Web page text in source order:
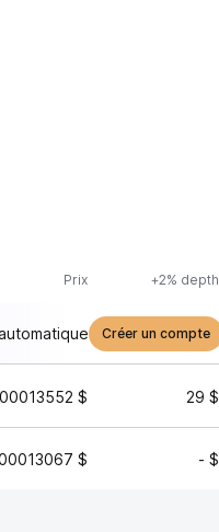
Prix +2% depth
Créer un compte
$ 29 $
$ - $